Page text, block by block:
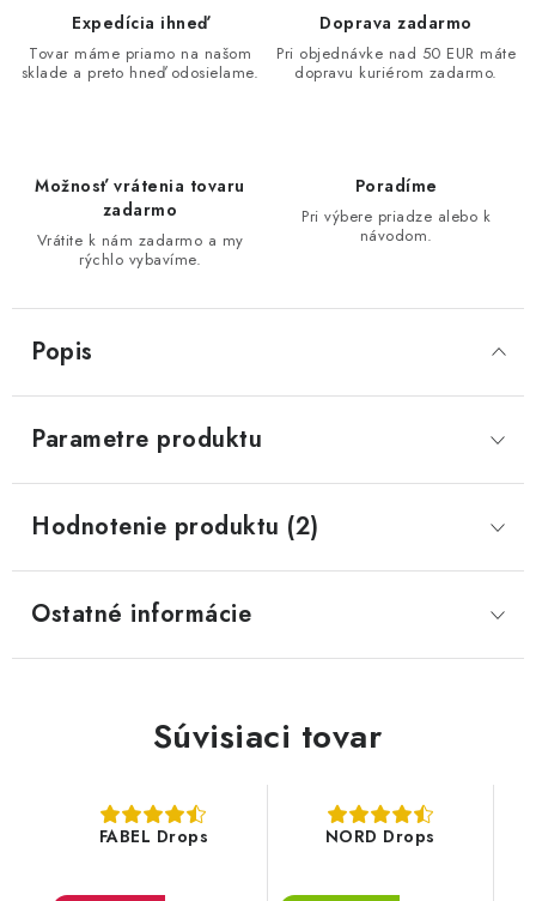
Expedícia ihneď
Tovar máme priamo na našom
sklade a preto hneď odosielame.
Doprava zadarmo
Pri objednávke nad 50 EUR máte
dopravu kuriérom zadarmo.
Možnosť vrátenia tovaru
zadarmo
Vrátite k nám zadarmo a my
rýchlo vybavíme.
Poradíme
Pri výbere priadze alebo k
návodom.
Popis
Parametre produktu
Hodnotenie produktu (2)
Ostatné informácie
Súvisiaci tovar
FABEL Drops NORD Drops